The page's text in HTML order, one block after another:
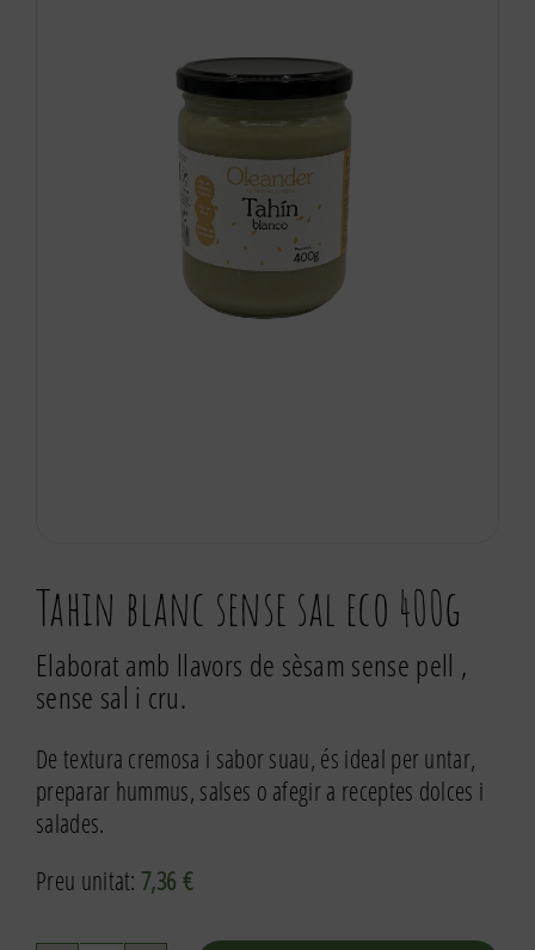
Tahin blanc sense sal eco 400g
Elaborat amb llavors de sèsam sense pell ,
sense sal i cru.
De textura cremosa i sabor suau, és ideal per untar,
preparar hummus, salses o afegir a receptes dolces i
salades.
Preu unitat: 7,36 €